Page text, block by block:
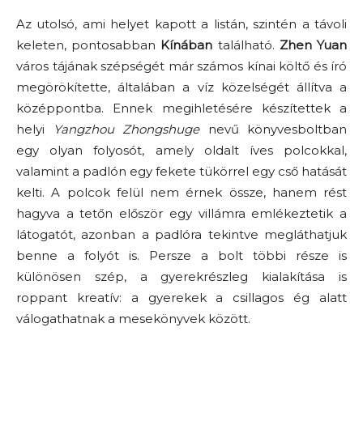
Az utolsó, ami helyet kapott a listán, szintén a távoli
keleten, pontosabban Kínában található. Zhen Yuan
város tájának szépségét már számos kínai költő és író
megörökítette, általában a víz közelségét állítva a
középpontba. Ennek megihletésére készítettek a
helyi
Yangzhou Zhongshugenevű könyvesboltban
egy olyan folyosót, amely oldalt íves polcokkal,
valamint a padlón egy fekete tükörrel egy cső hatását
kelti. A polcok felül nem érnek össze, hanem rést
hagyva a tetőn először egy villámra emlékeztetik a
látogatót, azonban a padlóra tekintve megláthatjuk
benne a folyót is. Persze a bolt többi része is
különösen szép, a gyerekrészleg kialakítása is
roppant kreatív: a gyerekek a csillagos ég alatt
válogathatnak a mesekönyvek között.